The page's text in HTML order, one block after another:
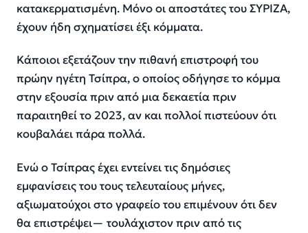
κατακερματισμένη. Μόνο οι αποστάτες του ΣΥΡΙΖΑ,
έχουν ήδη σχηματίσει έξι κόμματα.
Κάποιοι εξετάζουν την πιθανή επιστροφή του
πρώην ηγέτη Τσίπρα, ο οποίος οδήγησε το κόμμα
στην εξουσία πριν από μια δεκαετία πριν
παραιτηθεί το 2023, αν και πολλοί πιστεύουν ότι
κουβαλάει πάρα πολλά.
Ενώ ο Τσίπρας έχει εντείνει τις δημόσιες
εμφανίσεις του τους τελευταίους μήνες,
αξιωματούχοι στο γραφείο του επιμένουν ότι δεν
θα επιστρέψει— τουλάχιστον πριν από τις